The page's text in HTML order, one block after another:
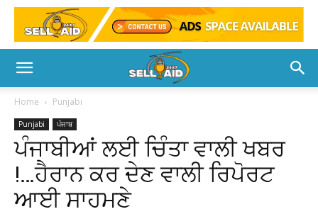
Home Punjabi
Punjabi ਪੰਜਾਬ
ਪੰਜਾਬੀਆਂ ਲਈ ਚਿੰਤਾ ਵਾਲੀ ਖਬਰ
!…ਹੈਰਾਨ ਕਰ ਦੇਣ ਵਾਲੀ ਰਿਪੋਰਟ
ਆਈ ਸਾਹਮਣੇ